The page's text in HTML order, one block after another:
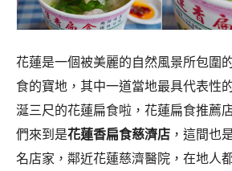
花蓮是一個被美麗的自然風景所包圍
食的寶地，其中一道當地最具代表性
涎三尺的花蓮扁食啦，花蓮扁食推薦
們來到是花蓮香扁食慈濟店 ，這間也
名店家，鄰近花蓮慈濟醫院，在地人